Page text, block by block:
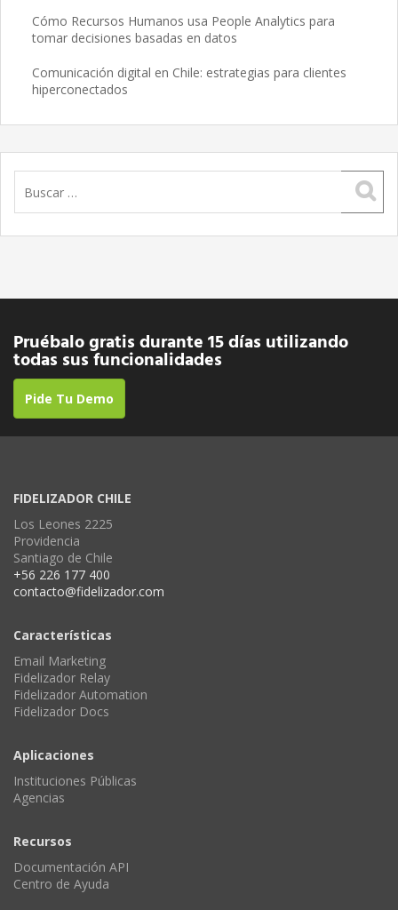
Cómo Recursos Humanos usa People Analytics para
tomar decisiones basadas en datos
Comunicación digital en Chile: estrategias para clientes
hiperconectados
Pruébalo gratis durante 15 días utilizando
todas sus funcionalidades
Pide Tu Demo
FIDELIZADOR CHILE
Los Leones 2225
Providencia
Santiago de Chile
+56 226 177 400
contacto@fidelizador.com
Características
Email Marketing
Fidelizador Relay
Fidelizador Automation
Fidelizador Docs
Aplicaciones
Instituciones Públicas
Agencias
Recursos
Documentación API
Centro de Ayuda